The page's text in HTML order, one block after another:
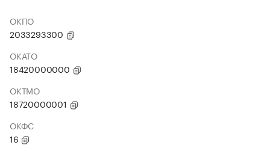
ОКПО
2033293300
ОКАТО
18420000000
ОКТМО
18720000001
ОКФС
16